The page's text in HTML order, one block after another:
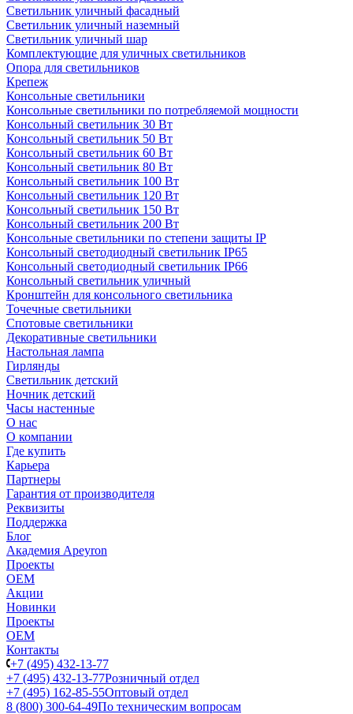
Светильник уличный фасадный
Светильник уличный наземный
Cветильник уличный шар
Комплектующие для уличных светильников
Опора для светильников
Крепеж
Консольные светильники
Консольные светильники по потребляемой мощности
Консольный светильник 30 Вт
Консольный светильник 50 Вт
Консольный светильник 60 Вт
Консольный светильник 80 Вт
Консольный светильник 100 Вт
Консольный светильник 120 Вт
Консольный светильник 150 Вт
Консольный светильник 200 Вт
Консольные светильники по степени защиты IP
Консольный светодиодный светильник IP65
Консольный светодиодный светильник IP66
Консольный светильник уличный
Кронштейн для консольного светильника
Точечные светильники
Спотовые светильники
Декоративные светильники
Настольная лампа
Гирлянды
Светильник детский
Ночник детский
Часы настенные
О нас
О компании
Где купить
Карьера
Партнеры
Гарантия от производителя
Реквизиты
Поддержка
Блог
Академия Apeyron
Проекты
ОЕМ
Акции
Новинки
Проекты
ОЕМ
Контакты
+7 (495) 432-13-77
+7 (495) 432-13-77Розничный отдел
+7 (495) 162-85-55Оптовый отдел
8 (800) 300-64-49По техническим вопросам